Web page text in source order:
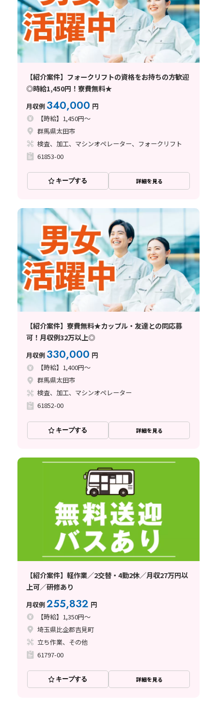
【紹介案件】フォークリフトの資格をお持ちの方歓迎
◎時給1,450円！寮費無料★
月収例 340,000 円
【時給】1,450円～
群馬県太田市
検査、加工、マシンオペレーター、フォークリフト
61853-00
キープする 詳細を見る
【紹介案件】寮費無料★カップル・友達との同応募
可！月収例32万以上◎
月収例 330,000 円
【時給】1,400円～
群馬県太田市
検査、加工、マシンオペレーター
61852-00
キープする 詳細を見る
【紹介案件】軽作業／2交替・4勤2休／月収27万円以
上可／研修あり
月収例255,832 円
【時給】1,350円～
埼玉県比企郡吉見町
立ち作業、その他
61797-00
キープする 詳細を見る